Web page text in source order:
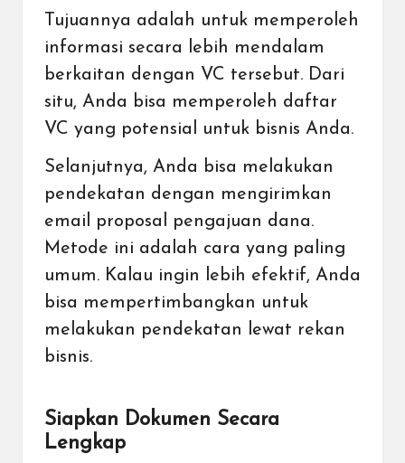
Tujuannya adalah untuk memperoleh
informasi secara lebih mendalam
berkaitan dengan VC tersebut. Dari
situ, Anda bisa memperoleh daftar
VC yang potensial untuk bisnis Anda.
Selanjutnya, Anda bisa melakukan
pendekatan dengan mengirimkan
email proposal pengajuan dana.
Metode ini adalah cara yang paling
umum. Kalau ingin lebih efektif, Anda
bisa mempertimbangkan untuk
melakukan pendekatan lewat rekan
bisnis.
Siapkan Dokumen Secara
Lengkap